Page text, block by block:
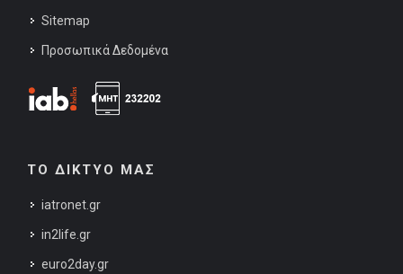
Sitemap
Προσωπικά Δεδομένα
ΤΟ ΔΙΚΤΥΟ ΜΑΣ
iatronet.gr
in2life.gr
euro2day.gr